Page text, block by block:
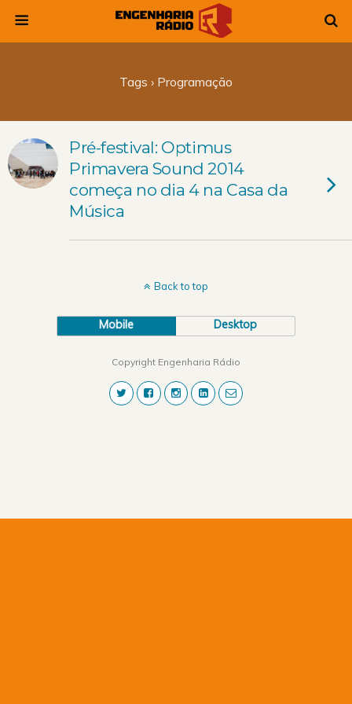
Tags › Programação
Pré-festival: Optimus
Primavera Sound 2014
começa no dia 4 na Casa da
Música
Back to top
Mobile Desktop
Copyright Engenharia Rádio